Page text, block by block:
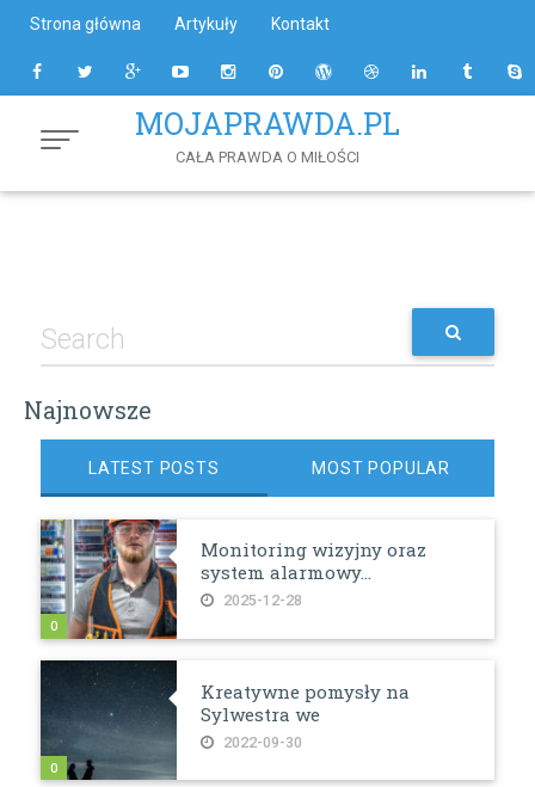
Content
Strona główna Artykuły Kontakt
MOJAPRAWDA.PL
CAŁA PRAWDA O MIŁOŚCI
Najnowsze
LATEST POSTS MOST POPULAR
Monitoring wizyjny oraz
system alarmowy...
2025-12-28
0
Kreatywne pomysły na
Sylwestra we
2022-09-30
0